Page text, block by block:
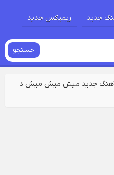
جدید ریمیکس جدید
جستجو
آهنگ جدید میش میش میش د